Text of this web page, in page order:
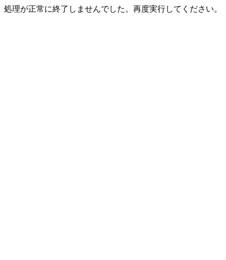
処理が正常に終了しませんでした。再度実行してください。